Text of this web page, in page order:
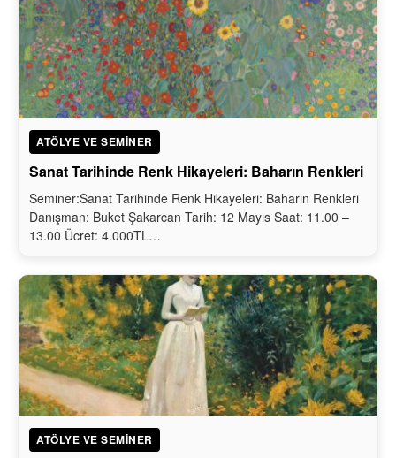
ATÖLYE VE SEMINER
Sanat Tarihinde Renk Hikayeleri: Baharın Renkleri
Seminer:Sanat Tarihinde Renk Hikayeleri: Baharın Renkleri
Danışman: Buket Şakarcan Tarih: 12 Mayıs Saat: 11.00 –
13.00 Ücret: 4.000TL…
ATÖLYE VE SEMINER